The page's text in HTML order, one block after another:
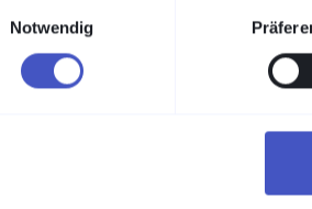
Notwendig
umsetzbar.
bestehende IT- und OT-Systeme
, Cloud- und hybride Umgebungen
nicht als Umbauprojekt